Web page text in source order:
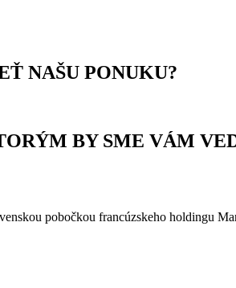
NAŠU PONUKU?
BY SME VÁM
pobočkou francúzskeho holdingu